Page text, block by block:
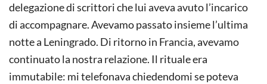
delegazione di scrittori che lui aveva avuto l’incarico
di accompagnare. Avevamo passato insieme l’ultima
notte a Leningrado. Di ritorno in Francia, avevamo
continuato la nostra relazione. Il rituale era
immutabile: mi telefonava chiedendomi se poteva